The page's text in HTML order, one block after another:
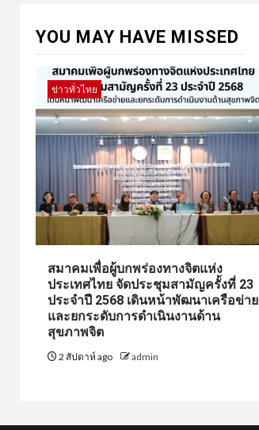
YOU MAY HAVE MISSED
ข่าวทั่วไทย
สมาคมเพื่อผู้บกพร่องทางจิตแห่ง
ประเทศไทย จัดประชุมสามัญครั้งที่ 23
ประจำปี 2568 เดินหน้าพัฒนาเครือข่าย
และยกระดับการดำเนินงานด้าน
สุขภาพจิต
2 สัปดาห์ ago admin